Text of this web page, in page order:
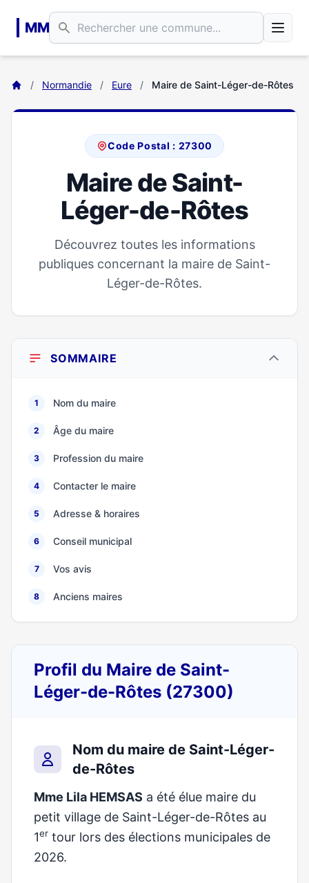
MM
/ Normandie / Eure / Maire de Saint-Léger-de-Rôtes
Code Postal : 27300
Maire de Saint-
Léger-de-Rôtes
Découvrez toutes les informations
publiques concernant la maire de Saint-
Léger-de-Rôtes.
SOMMAIRE
1 Nom du maire
2 Âge du maire
3 Profession du maire
4 Contacter le maire
5 Adresse & horaires
6 Conseil municipal
7 Vos avis
8 Anciens maires
Profil du Maire de Saint-
Léger-de-Rôtes (27300)
Nom du maire de Saint-Léger-
de-Rôtes
Mme Lila HEMSAS a été élue maire du
petit village de Saint-Léger-de-Rôtes au
1er tour lors des élections municipales de
2026.